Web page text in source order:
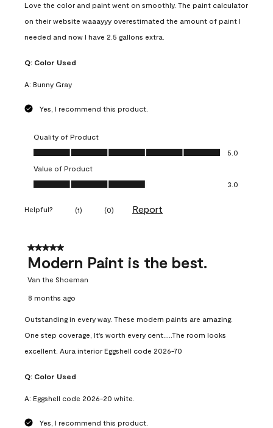
Love the color and paint went on smoothly. The paint calculator
on their website waaayyy overestimated the amount of paint I
needed and now I have 2.5 gallons extra.
Q: Color Used
A: Bunny Gray
Yes, I recommend this product.
Quality of Product
Quality of Product, 5.0 out of 5
5.0
Value of Product
Value of Product, 3.0 out of 5
3.0
Helpful? (1) (0) Report
5 out of 5 stars.
Modern Paint is the best.
Van the Shoeman
8 months ago
Outstanding in every way. These modern paints are amazing.
One step coverage, It's worth every cent.....The room looks
excellent. Aura interior Eggshell code 2026-70
Q: Color Used
A: Eggshell code 2026-20 white.
Yes, I recommend this product.